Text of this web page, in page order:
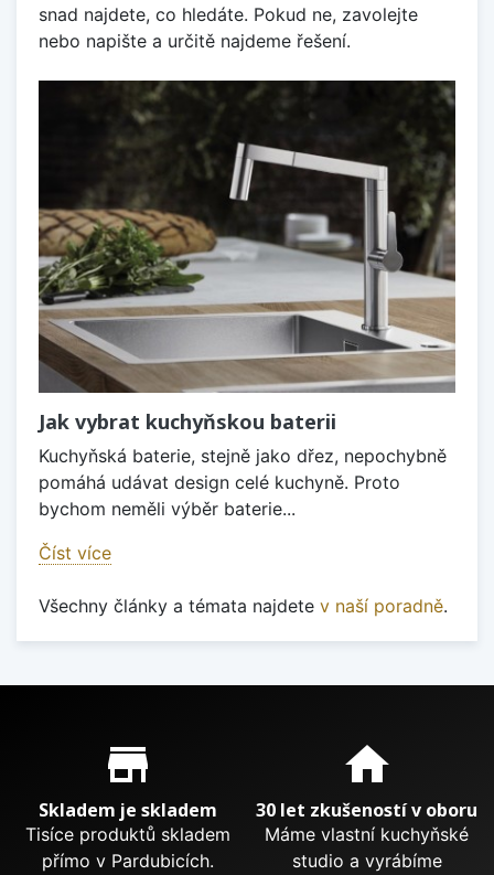
snad najdete, co hledáte. Pokud ne, zavolejte
nebo napište a určitě najdeme řešení.
Jak vybrat kuchyňskou baterii
Kuchyňská baterie, stejně jako dřez, nepochybně
pomáhá udávat design celé kuchyně. Proto
bychom neměli výběr baterie...
Číst více
Všechny články a témata najdete v naší poradně.
Proč nakupovat u nás?
store_mall_directory
Skladem je skladem
Tisíce produktů skladem
přímo v Pardubicích.
home
30 let zkušeností v oboru
Máme vlastní kuchyňské
studio a vyrábíme